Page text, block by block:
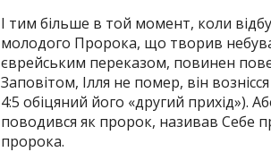
І тим більше в той момент, коли
молодого Пророка, що творив
єврейським переказом, повинен
Заповітом, Ілля не помер, він
4:5 обіцяний його «другий прихід»).
поводився як пророк, називав
пророка.